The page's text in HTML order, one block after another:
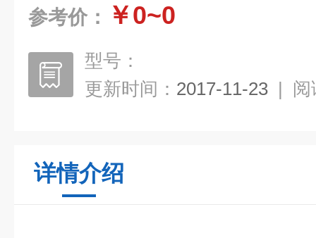
参考价： ￥0~0
型号：
更新时间： 2017-11-23 | 阅
详情介绍